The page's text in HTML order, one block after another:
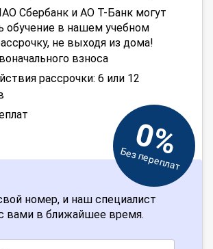
Сбербанк и АО Т-Банк могут
обучение в нашем учебном
не выходя из дома!
взноса
рассрочки: 6 или 12
0%
Без переплат
номер, и наш специалист
вами в ближайшее время.